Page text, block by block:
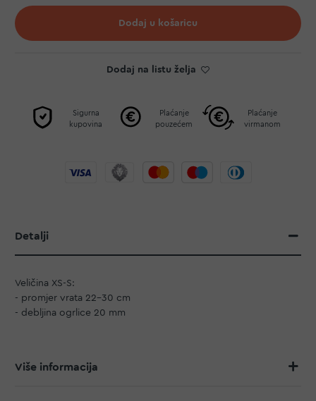
Dodaj u košaricu
Dodaj na listu želja
Sigurna
kupovina
Plaćanje
pouzećem
Plaćanje
virmanom
Detalji
Veličina XS-S:
- promjer vrata 22-30 cm
- debljina ogrlice 20 mm
Više informacija